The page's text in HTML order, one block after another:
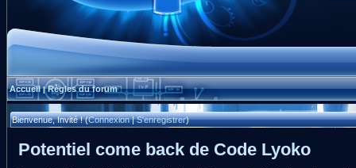
Accueil|Règles du forum
Bienvenue, Invité ! (Connexion|S'enregistrer)
Potentiel come back de Code Lyoko